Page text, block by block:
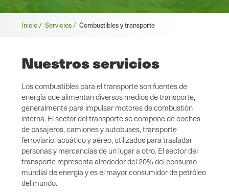
Migas
pan
Inicio / Servicios / Combustibles y transporte
Nuestros servicios
Los combustibles para el transporte son fuentes de
energía que alimentan diversos medios de transporte,
generalmente para impulsar motores de combustión
interna. El sector del transporte se compone de coches
de pasajeros, camiones y autobuses, transporte
ferroviario, acuático y aéreo, utilizados para trasladar
personas y mercancías de un lugar a otro. El sector del
transporte representa alrededor del 20% del consumo
mundial de energía y es el mayor consumidor de petróleo
del mundo.